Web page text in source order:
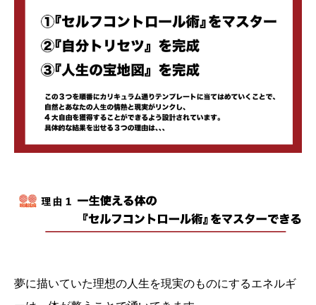
夢に描いていた理想の人生を現実のものにするエネルギ